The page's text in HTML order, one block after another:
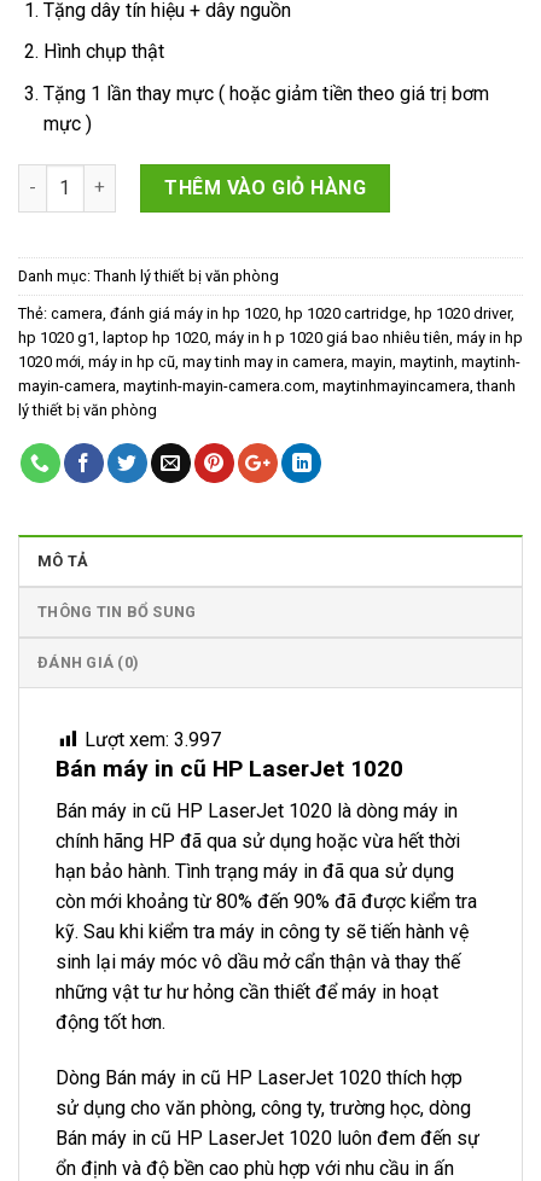
Tặng dây tín hiệu + dây nguồn
Hình chụp thật
Tặng 1 lần thay mực ( hoặc giảm tiền theo giá trị bơm
mực )
thanh lý máy in cũ HP LaserJet 1020 số lượng
THÊM VÀO GIỎ HÀNG
Danh mục: Thanh lý thiết bị văn phòng
Thẻ: camera đánh giá máy in hp 1020 hp 1020 cartridge hp 1020 driver,
hp 1020 g1 laptop hp 1020 máy in h p 1020 giá bao nhiêu tiên máy in hp
1020 mới máy in hp cũ may tinh may in camera mayin maytinh maytinh-
mayin-camera maytinh-mayin-camera.com maytinhmayincamera ,thanh
lý thiết bị văn phòng
MÔ TẢ
THÔNG TIN BỔ SUNG
ĐÁNH GIÁ (0)
Lượt xem: 3.997
Bán máy in cũ HP LaserJet 1020
Bán máy in cũ HP LaserJet 1020 là dòng máy in
chính hãng HP đã qua sử dụng hoặc vừa hết thời
hạn bảo hành. Tình trạng máy in đã qua sử dụng
còn mới khoảng từ 80% đến 90% đã được kiểm tra
kỹ. Sau khi kiểm tra máy in công ty sẽ tiến hành vệ
sinh lại máy móc vô dầu mở cẩn thận và thay thế
những vật tư hư hỏng cần thiết để máy in hoạt
động tốt hơn.
Dòng Bán máy in cũ HP LaserJet 1020 thích hợp
sử dụng cho văn phòng, công ty, trường học, dòng
Bán máy in cũ HP LaserJet 1020 luôn đem đến sự
ổn định và độ bền cao phù hợp với nhu cầu in ấn